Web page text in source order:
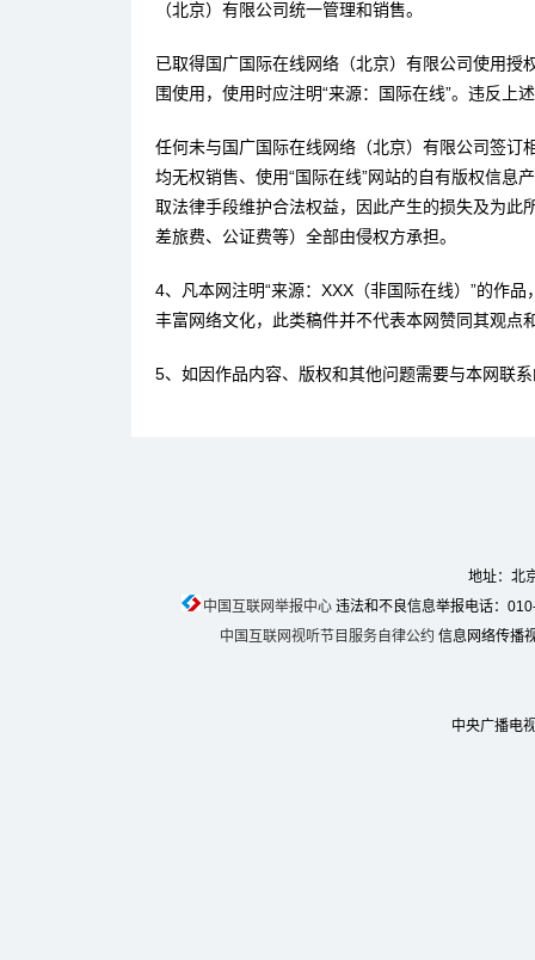
（北京）有限公司统一管理和销售。
已取得国广国际在线网络（北京）有限公司使用
围使用，使用时应注明“来源：国际在线”。违反上
任何未与国广国际在线网络（北京）有限公司签订
均无权销售、使用“国际在线”网站的自有版权信息
取法律手段维护合法权益，因此产生的损失及为此
差旅费、公证费等）全部由侵权方承担。
4、凡本网注明“来源：XXX（非国际在线）”的作
丰富网络文化，此类稿件并不代表本网赞同其观点
5、如因作品内容、版权和其他问题需要与本网联
地址：北
中国互联网举报中心违法和不良信息举报电话：
中国互联网视听节目服务自律公约 信息网络传播
中央广播电